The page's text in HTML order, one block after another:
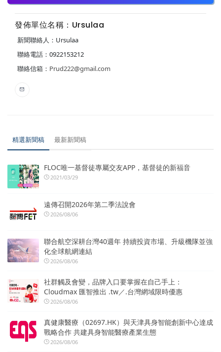
發佈單位名稱：Ursulaa
新聞聯絡人：Ursulaa
聯絡電話：0922153212
聯絡信箱： Prud222@gmail.com
精選新聞稿 最新新聞稿
FLOC唯一基督徒專屬交友APP，基督徒的新福音
2021/03/29
遠傳召開2026年第二季法說會
2026/08/06
聯合航空深耕台灣40週年 持續投資市場、升級機隊並強
化全球航網連結
2026/08/06
社群觸及會變，品牌入口要掌握在自己手上：
Cloudmax 匯智推出 .tw／.台灣網域限時優惠
2026/08/06
真健康醫療（02697.HK）與天津具身智能創新中心達成
戰略合作 共建具身智能醫療產業生態
2026/08/06